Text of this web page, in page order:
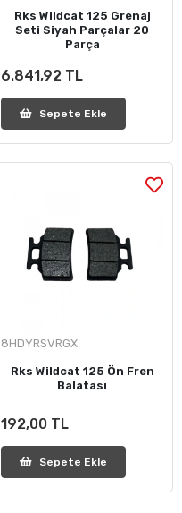
Rks Wildcat 125 Grenaj
Seti Siyah Parçalar 20
Parça
6.841,92 TL
Sepete Ekle
8HDYRSVRGX
Rks Wildcat 125 Ön Fren
Balatası
192,00 TL
Sepete Ekle